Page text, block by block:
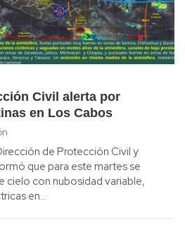
Civil alerta por
en Los Cabos
de Protección Civil y
que para este martes se
cielo con nubosidad variable,
en…